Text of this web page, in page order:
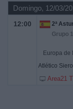
Domingo, 12/03/
12:00
2ª
Grupo 1
Europa de
Atlético Siero
Area21